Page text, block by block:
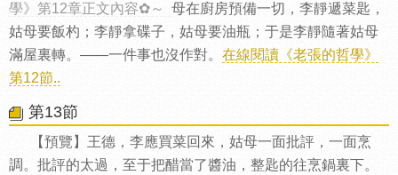
學》第12章正文內容✿～
母在廚房預備一切，李靜遞菜匙，
姑母要飯杓；李靜拿碟子，姑母要油瓶；于是李靜隨著姑母
滿屋裏轉。——一件事也沒作對。 在線閱讀《老張的哲學》
第12節..
第13節
【預覽】王德，李應買菜回來，姑母一面批評，一面烹
調。批評的太過，至于把醋當了醬油，整匙的往烹鍋裏下。